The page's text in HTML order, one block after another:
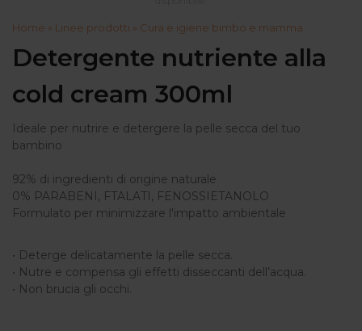
Home » Linee prodotti » Cura e igiene bimbo e mamma
Detergente nutriente alla
cold cream 300ml
Ideale per nutrire e detergere la pelle secca del tuo
bambino
92% di ingredienti di origine naturale
0% PARABENI, FTALATI, FENOSSIETANOLO
Formulato per minimizzare l'impatto ambientale
• Deterge delicatamente la pelle secca.
• Nutre e compensa gli effetti disseccanti dell’acqua.
• Non brucia gli occhi.